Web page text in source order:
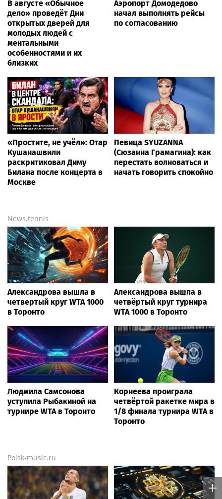
В августе «Обычное
дело» проведёт Дни
открытых дверей для
молодых людей с
ментальными
особенностями и их
близких
Аэропорт Домодедово
начал выполнять рейсы
по согласованию
«Простите, не учёл»: Отар
Кушанашвили
раскритиковал Диму
Билана после концерта в
Москве
Певица SYUZANNA
(Сюзанна Грамагина): как
перестать волноваться и
начать говорить спокойно
News.tennis
Александрова вышла в
четвертый круг WTA 1000
в Торонто
Александрова вышла в
четвёртый круг турнира
WTA 1000 в Торонто
Людмила Самсонова
уступила Рыбакиной на
турнире WTA в Торонто
Корнеева проиграла
четвёртой ракетке мира в
1/8 финала турнира WTA в
Торонто
Poisk-music.ru